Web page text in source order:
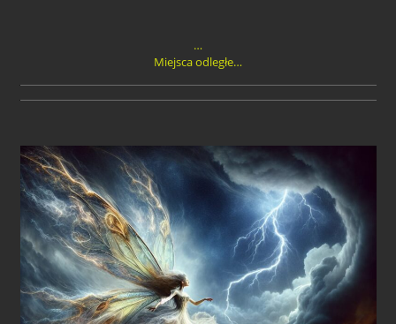
…
Miejsca odległe…